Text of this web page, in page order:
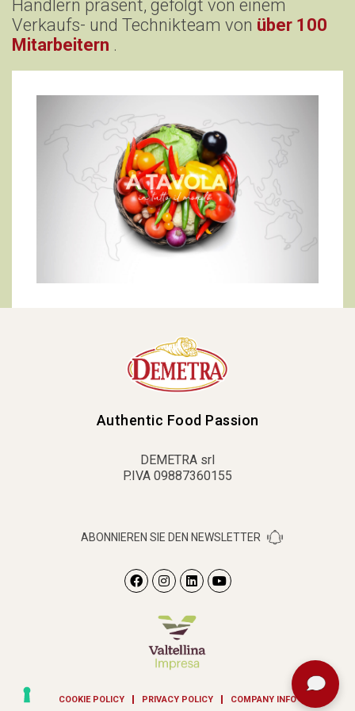
Händlern präsent, gefolgt von einem
Verkaufs- und Technikteam von über 100
Mitarbeitern .
Authentic Food Passion
DEMETRA srl
P.IVA 09887360155
ABONNIEREN SIE DEN NEWSLETTER
COOKIE POLICY PRIVACY POLICY COMPANY INFO